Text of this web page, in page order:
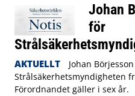
Johan
för
AKTUELLT
Johan
Strålsäkerhetsmyndigheten
Förordnandet gäller i sex år.